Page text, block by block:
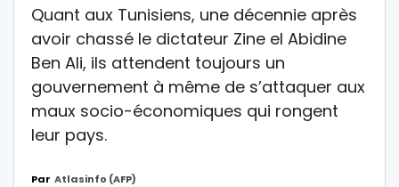
Quant aux Tunisiens, une décennie après
avoir chassé le dictateur Zine el Abidine
Ben Ali, ils attendent toujours un
gouvernement à même de s’attaquer aux
maux socio-économiques qui rongent
leur pays.
Par Atlasinfo (AFP)